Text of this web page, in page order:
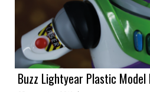
Buzz Lightyear Plastic